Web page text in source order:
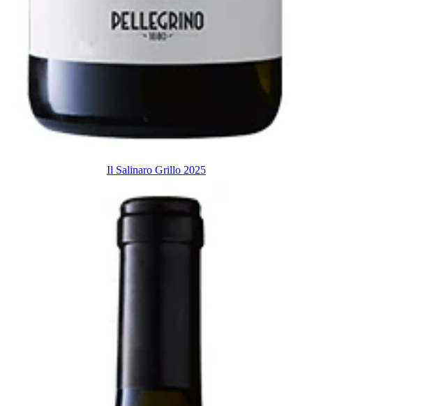
Il Salinaro Grillo 2025